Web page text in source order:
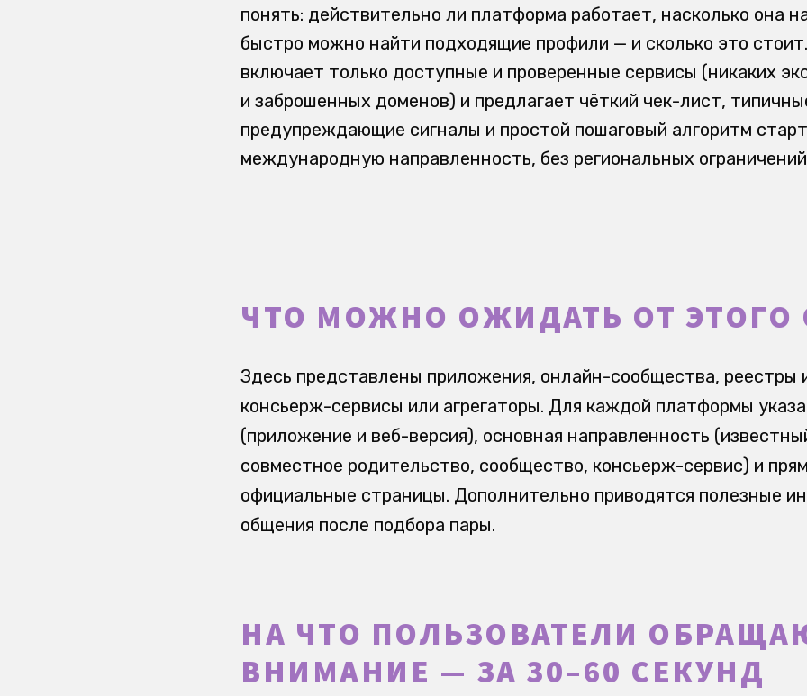
понять: действительно ли платформа работает, насколько она
быстро можно найти подходящие профили — и сколько это
включает только доступные и проверенные сервисы (никаких
и заброшенных доменов) и предлагает чёткий чек-лист,
предупреждающие сигналы и простой пошаговый алгоритм
международную направленность, без региональных
ЧТО МОЖНО ОЖИДАТЬ ОТ ЭТОГО
Здесь представлены приложения, онлайн-сообщества, реестры
консьерж-сервисы или агрегаторы. Для каждой платформы
(приложение и веб-версия), основная направленность
совместное родительство, сообщество, консьерж-сервис) и
официальные страницы. Дополнительно приводятся полезные
общения после подбора пары.
НА ЧТО ПОЛЬЗОВАТЕЛИ
ВНИМАНИЕ — ЗА 30–60 СЕКУНД